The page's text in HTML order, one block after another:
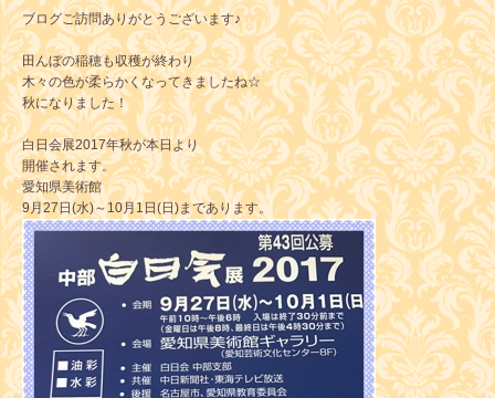
ブログご訪問ありがとうございます♪
田んぼの稲穂も収穫が終わり
木々の色が柔らかくなってきましたね☆
秋になりました！
白日会展2017年秋が本日より
開催されます。
愛知県美術館
9月27日(水)～10月1日(日)まであります。